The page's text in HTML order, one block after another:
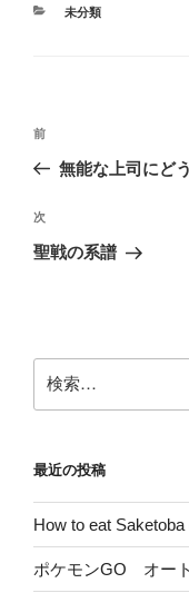
カ
未分類
投
ビ
ゲ
ン
前
の
稿
前
無能な上司にど
次
の
次
聖戦の系譜
索:
最近の投稿
How to eat
ポケモンGO オー